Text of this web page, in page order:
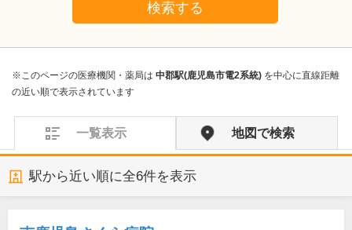
検索する
※このページの医療機関・薬局は 中郡駅(鹿児島市電2系統) を中心に直線距離
の近い順で表示されています
一覧表示 地図で検索
駅から近い順に全6件を表示